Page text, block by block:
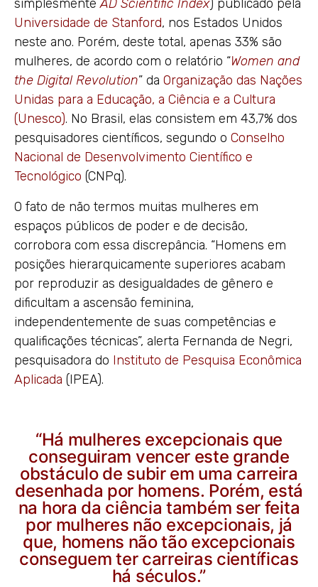
simplesmenteAD Scientific Index) publicado pela
Universidade de Stanford, nos Estados Unidos
neste ano. Porém, deste total, apenas 33% são
mulheres, de acordo com o relatório “Women and
the Digital Revolution” da Organização das Nações
Unidas para a Educação, a Ciência e a Cultura
(Unesco). No Brasil, elas consistem em 43,7% dos
pesquisadores científicos, segundo o Conselho
Nacional de Desenvolvimento Científico e
Tecnológico (CNPq).
O fato de não termos muitas mulheres em
espaços públicos de poder e de decisão,
corrobora com essa discrepância. “Homens em
posições hierarquicamente superiores acabam
por reproduzir as desigualdades de gênero e
dificultam a ascensão feminina,
independentemente de suas competências e
qualificações técnicas”, alerta Fernanda de Negri,
pesquisadora do Instituto de Pesquisa Econômica
Aplicada (IPEA).
“Há mulheres excepcionais que
conseguiram vencer este grande
obstáculo de subir em uma carreira
desenhada por homens. Porém, está
na hora da ciência também ser feita
por mulheres não excepcionais, já
que, homens não tão excepcionais
conseguem ter carreiras científicas
há séculos.”